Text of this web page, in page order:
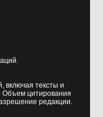
включая тексты и
Объем цитирования
редакции.